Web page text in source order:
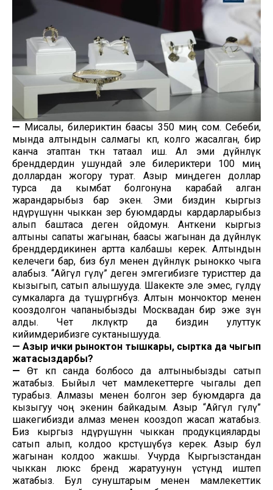
— Мисалы, билериктин баасы 350 миң сом. Себеби,
мында алтындын салмагы көп, колго жасалган, бир
канча этаптан өткөн татаал иш. Ал эми дүйнөлүк
бренддердин ушундай эле билериктери 100 миң
доллардан жогору турат. Азыр миңдеген доллар
турса да кымбат болгонуна карабай алган
жарандарыбыз бар экен. Эми биздин кыргыз
өндүрүшүнөн чыккан зер буюмдарды кардарларыбыз
алып баштаса деген ойдомун. Анткени кыргыз
алтыны сапаты жагынан, баасы жагынан да дүйнөлүк
бренддердикинен артта калбашы керек. Алтындын
келечеги бар, биз бул менен дүйнөлүк рынокко чыга
алабыз. “Айгүл гүлү” деген эмгегибизге туристтер да
кызыгып, сатып алышууда. Шакекте эле эмес, гүлдү
сумкаларга да түшүргөнбүз. Алтын мончоктор менен
кооздолгон чапаныбызды Москвадан бир эже өзүнө
алды. Чет өлкөлүктөр да биздин улуттук
кийимдерибизге суктанышууда.
— Азыр ички рыноктон тышкары, сыртка да чыгып
жатасыздарбы?
— Өтө көп санда болбосо да алтыныбызды сатып
жатабыз. Быйыл чет мамлекеттерге чыгалы деп
турабыз. Алмазы менен болгон зер буюмдарга да
кызыгуу чоң экенин байкадым. Азыр “Айгүл гүлү”
шакегибизди алмаз менен кооздоп жасап жатабыз.
Биз кыргыз өндүрүшүнөн чыккан продукцияларды
сатып алып, колдоо көрсөтүшүбүз керек. Азыр бул
жагынан колдоо жакшы. Учурда Кыргызстандан
чыккан люкс бренд жаратуунун үстүндө иштеп
жатабыз. Бул сунуштарым менен мамлекеттик